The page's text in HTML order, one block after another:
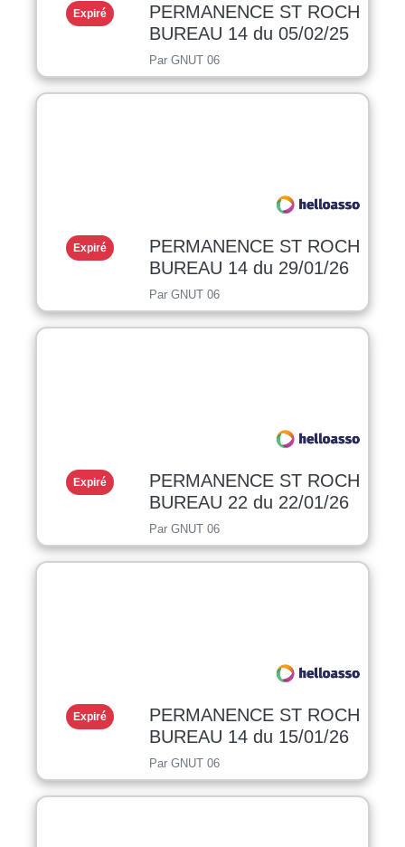
Expiré
PERMANENCE ST ROCH
BUREAU 14 du 05/02/25
Par GNUT 06
Expiré
PERMANENCE ST ROCH
BUREAU 14 du 29/01/26
Par GNUT 06
Expiré
PERMANENCE ST ROCH
BUREAU 22 du 22/01/26
Par GNUT 06
Expiré
PERMANENCE ST ROCH
BUREAU 14 du 15/01/26
Par GNUT 06